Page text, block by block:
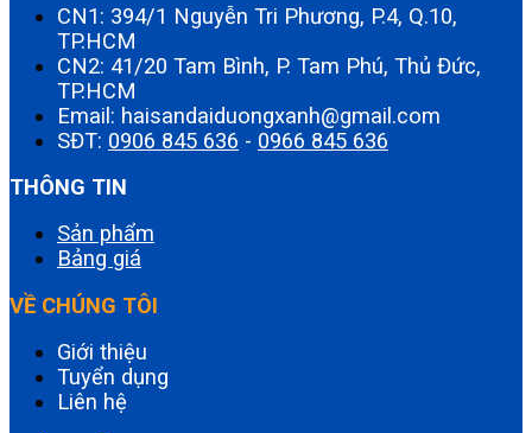
CN1: 394/1 Nguyễn Tri Phương, P.4, Q.10,
TP.HCM
CN2: 41/20 Tam Bình, P. Tam Phú, Thủ Đức,
TP.HCM
Email: haisandaiduongxanh@gmail.com
SĐT: 0906 845 636 - 0966 845 636
THÔNG TIN
Sản phẩm
Bảng giá
VỀ CHÚNG TÔI
Giới thiệu
Tuyển dụng
Liên hệ